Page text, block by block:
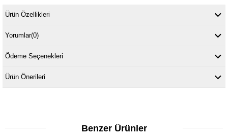
Ürün Özellikleri
Yorumlar(0)
Ödeme Seçenekleri
Ürün Önerileri
Benzer Ürünler